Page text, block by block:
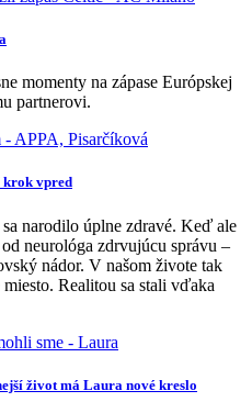
momenty na zápase Európskej
partnerovi.
krok vpred
narodilo úplne zdravé. Keď ale
neurológa zdrvujúcu správu –
nádor. V našom živote tak
Realitou sa stali vďaka
život má Laura nové kreslo